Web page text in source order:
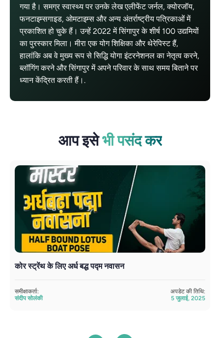
गया है। समग्र स्वास्थ्य पर उनके लेख एलीफेंट जर्नल, क्योरजॉय,
फनटाइम्सगाइड, ओमटाइम्स और अन्य अंतर्राष्ट्रीय पत्रिकाओं में
प्रकाशित हो चुके हैं। उन्हें 2022 में सिंगापुर के शीर्ष 100 उद्यमियों
का पुरस्कार मिला। मीरा एक योग शिक्षिका और थेरेपिस्ट हैं,
हालांकि अब वे मुख्य रूप से सिद्धि योगा इंटरनेशनल का नेतृत्व करने,
ब्लॉगिंग करने और सिंगापुर में अपने परिवार के साथ समय बिताने पर
ध्यान केंद्रित करती हैं।.
आप इसेभी पसंद कर
कोर स्ट्रेंथ के लिए अर्ध बद्ध पद्म नवासन
समीक्षाकर्ता:
संदीप सोलंकी
अपडेट की तिथि:
5 जुलाई, 2025